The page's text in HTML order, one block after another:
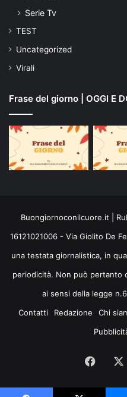
Serie Tv
TEST
Uncategorized
Virali
Frase del giorno | OGGI E
Buongiornoconilcuore.it |
16121021006 - Via Giolito De
una testata giornalistica, in
periodicità. Non può pertanto
ai sensi della legge
Contatti
Redazione Chi